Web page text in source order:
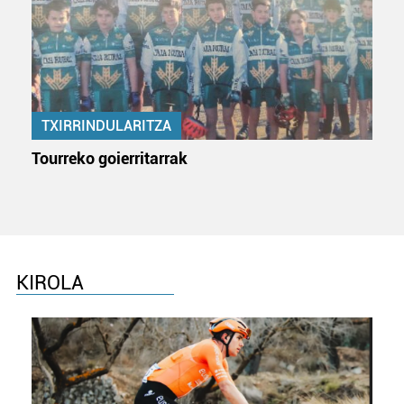
Webgune honek cookie propioak eta hirugarrenen cookie-
fitxategiak erabiltzen ditu. Zure esperientzia eta
zerbitzuak hobetzeko asmoz, cookie teknologiaz
baliatzen gara. Ohar hau onartuz gero, teknologia hori
erabiltzeko baimen esplizitua ematen diguzu.Gehiago
irakurri
TXIRRINDULARITZA
Tourreko goierritarrak
KIROLA